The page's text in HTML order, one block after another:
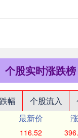
个股实时涨跌榜
幅 个股流入
最新价
116.52